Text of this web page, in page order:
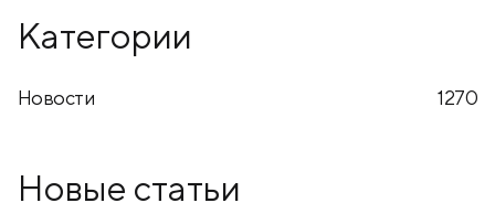
Категории
Новости 1270
Новые статьи